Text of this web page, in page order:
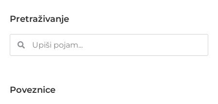
Pretraživanje
Poveznice